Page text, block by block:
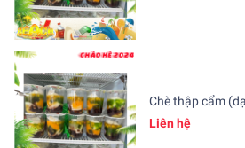
Chè thập cẩm
Liên hệ